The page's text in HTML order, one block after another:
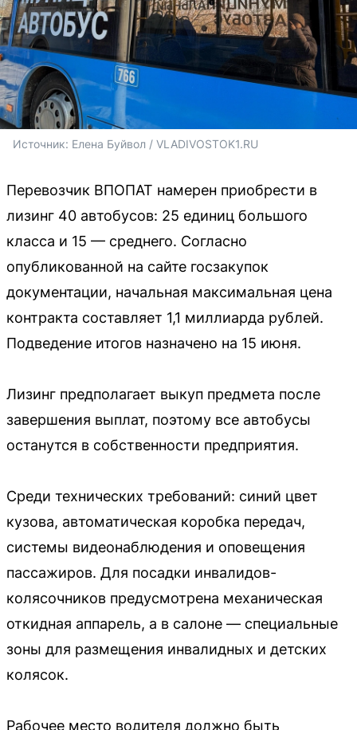
Источник: Елена Буйвол / VLADIVOSTOK1.RU
Перевозчик ВПОПАТ намерен приобрести в
лизинг 40 автобусов: 25 единиц большого
класса и 15 — среднего. Согласно
опубликованной на сайте госзакупок
документации, начальная максимальная цена
контракта составляет 1,1 миллиарда рублей.
Подведение итогов назначено на 15 июня.
Лизинг предполагает выкуп предмета после
завершения выплат, поэтому все автобусы
останутся в собственности предприятия.
Среди технических требований: синий цвет
кузова, автоматическая коробка передач,
системы видеонаблюдения и оповещения
пассажиров. Для посадки инвалидов-
колясочников предусмотрена механическая
откидная аппарель, а в салоне — специальные
зоны для размещения инвалидных и детских
колясок.
Рабочее место водителя должно быть